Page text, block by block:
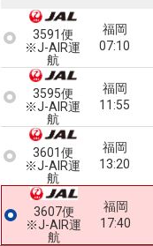
3591便
※J-AIR運
航
福岡
07:10
3595便
※J-AIR運
航
福岡
11:55
3601便
※J-AIR運
航
福岡
13:20
3607便
※J-AIR運
航
福岡
17:40